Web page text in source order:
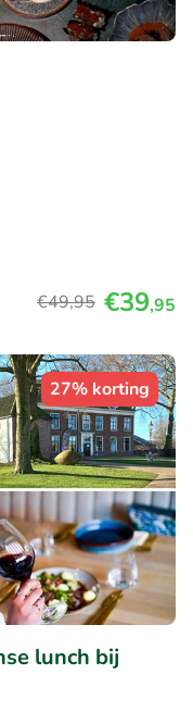
€49,95 €39,95
27% korting
lunch bij